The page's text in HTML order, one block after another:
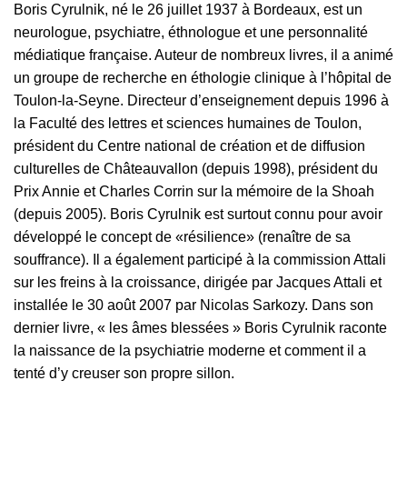
Boris Cyrulnik, né le 26 juillet 1937 à Bordeaux, est un
neurologue, psychiatre, éthnologue et une personnalité
médiatique française. Auteur de nombreux livres, il a animé
un groupe de recherche en éthologie clinique à l’hôpital de
Toulon-la-Seyne. Directeur d’enseignement depuis 1996 à
la Faculté des lettres et sciences humaines de Toulon,
président du Centre national de création et de diffusion
culturelles de Châteauvallon (depuis 1998), président du
Prix Annie et Charles Corrin sur la mémoire de la Shoah
(depuis 2005). Boris Cyrulnik est surtout connu pour avoir
développé le concept de «résilience» (renaître de sa
souffrance). Il a également participé à la commission Attali
sur les freins à la croissance, dirigée par Jacques Attali et
installée le 30 août 2007 par Nicolas Sarkozy. Dans son
dernier livre, « les âmes blessées » Boris Cyrulnik raconte
la naissance de la psychiatrie moderne et comment il a
tenté d’y creuser son propre sillon.